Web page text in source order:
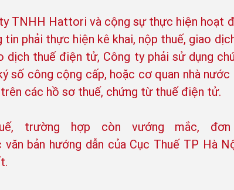
TNHH Hattori và cộng sự thực hiện hoạt
phải thực hiện kê khai, nộp thuế, giao
thuế điện tử, Công ty phải sử dụng
công cộng cấp, hoặc cơ quan nhà
các hồ sơ thuế, chứng từ thuế điện tử.
trường hợp còn vướng mắc,
bản hướng dẫn của Cục Thuế TP Hà